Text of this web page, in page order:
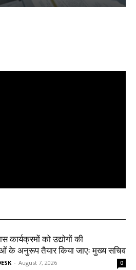
कार्यक्रमों को उद्योगों की
के अनुरूप तैयार किया जाएः मुख्य सचिव
- August 7, 2026 0